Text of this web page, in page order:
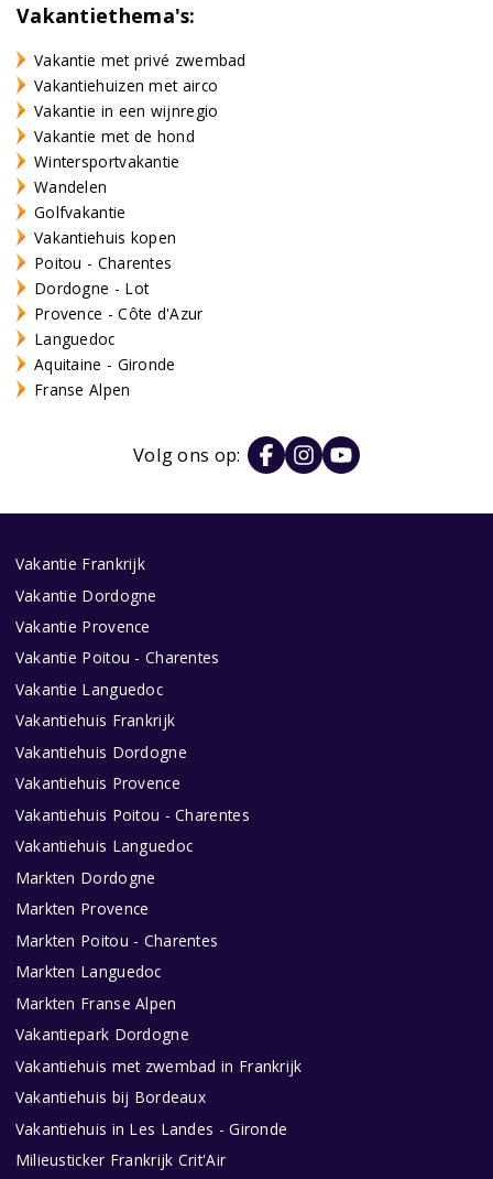
Vakantiethema's:
Vakantie met privé zwembad
Vakantiehuizen met airco
Vakantie in een wijnregio
Vakantie met de hond
Wintersportvakantie
Wandelen
Golfvakantie
Vakantiehuis kopen
Poitou - Charentes
Dordogne - Lot
Provence - Côte d'Azur
Languedoc
Aquitaine - Gironde
Franse Alpen
Volg ons op:
Vakantie Frankrijk
Vakantie Dordogne
Vakantie Provence
Vakantie Poitou - Charentes
Vakantie Languedoc
Vakantiehuis Frankrijk
Vakantiehuis Dordogne
Vakantiehuis Provence
Vakantiehuis Poitou - Charentes
Vakantiehuis Languedoc
Markten Dordogne
Markten Provence
Markten Poitou - Charentes
Markten Languedoc
Markten Franse Alpen
Vakantiepark Dordogne
Vakantiehuis met zwembad in Frankrijk
Vakantiehuis bij Bordeaux
Vakantiehuis in Les Landes - Gironde
Milieusticker Frankrijk Crit'Air